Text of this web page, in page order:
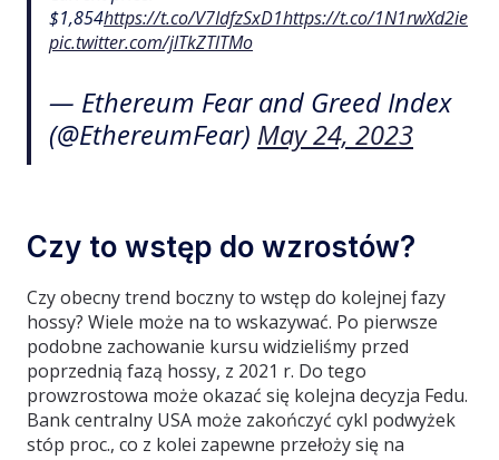
$1,854https://t.co/V7IdfzSxD1https://t.co/1N1rwXd2ie
pic.twitter.com/jlTkZTlTMo
— Ethereum Fear and Greed Index
(@EthereumFear) May 24, 2023
Czy to wstęp do wzrostów?
Czy obecny trend boczny to wstęp do kolejnej fazy
hossy? Wiele może na to wskazywać. Po pierwsze
podobne zachowanie kursu widzieliśmy przed
poprzednią fazą hossy, z 2021 r. Do tego
prowzrostowa może okazać się kolejna decyzja Fedu.
Bank centralny USA może zakończyć cykl podwyżek
stóp proc., co z kolei zapewne przełoży się na